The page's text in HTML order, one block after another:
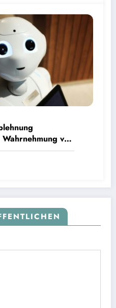
zu Wahrnehmung von Fairness bei KI-
von